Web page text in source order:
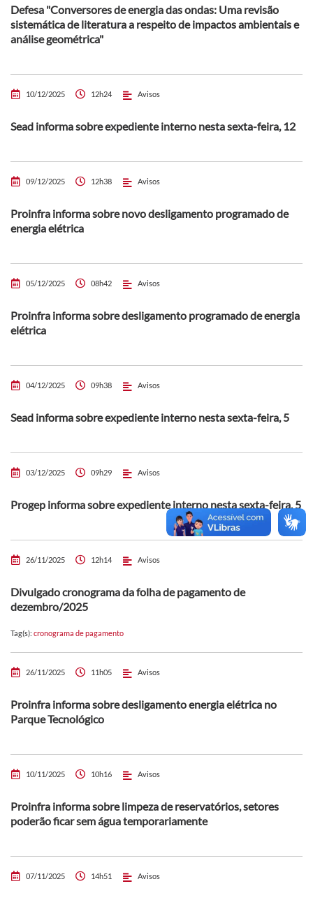
Defesa "Conversores de energia das ondas: Uma revisão
sistemática de literatura a respeito de impactos ambientais e
análise geométrica"
10/12/2025 12h24 Avisos
Sead informa sobre expediente interno nesta sexta-feira, 12
09/12/2025 12h38 Avisos
Proinfra informa sobre novo desligamento programado de
energia elétrica
05/12/2025 08h42 Avisos
Proinfra informa sobre desligamento programado de energia
elétrica
04/12/2025 09h38 Avisos
Sead informa sobre expediente interno nesta sexta-feira, 5
03/12/2025 09h29 Avisos
Progep informa sobre expediente interno nesta sexta-feira, 5
26/11/2025 12h14 Avisos
Divulgado cronograma da folha de pagamento de
dezembro/2025
Tag(s): cronograma de pagamento
26/11/2025 11h05 Avisos
Proinfra informa sobre desligamento energia elétrica no
Parque Tecnológico
10/11/2025 10h16 Avisos
Proinfra informa sobre limpeza de reservatórios, setores
poderão ficar sem água temporariamente
07/11/2025 14h51 Avisos